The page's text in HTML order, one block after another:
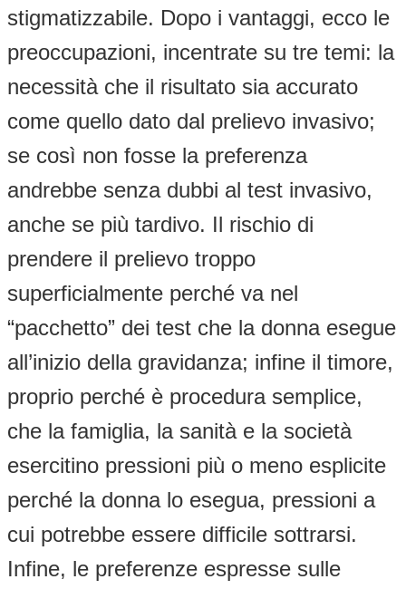
stigmatizzabile. Dopo i vantaggi, ecco le
preoccupazioni, incentrate su tre temi: la
necessità che il risultato sia accurato
come quello dato dal prelievo invasivo;
se così non fosse la preferenza
andrebbe senza dubbi al test invasivo,
anche se più tardivo. Il rischio di
prendere il prelievo troppo
superficialmente perché va nel
“pacchetto” dei test che la donna esegue
all’inizio della gravidanza; infine il timore,
proprio perché è procedura semplice,
che la famiglia, la sanità e la società
esercitino pressioni più o meno esplicite
perché la donna lo esegua, pressioni a
cui potrebbe essere difficile sottrarsi.
Infine, le preferenze espresse sulle